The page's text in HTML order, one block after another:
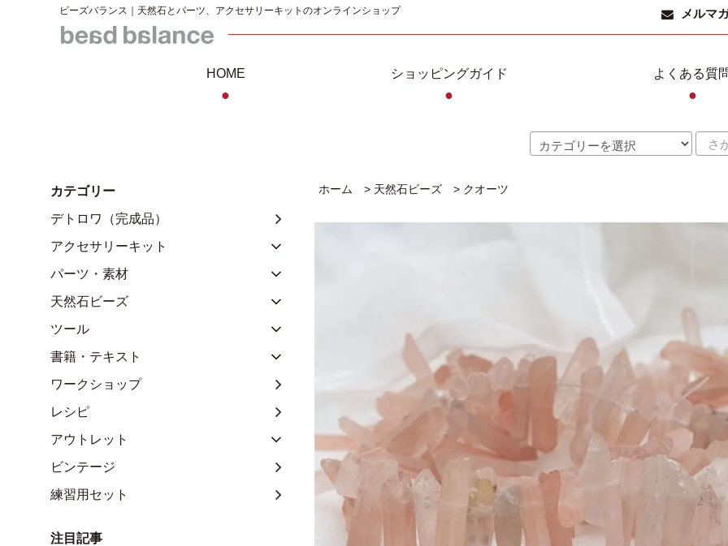
ビーズバランス｜天然石とパーツ、アクセサリーキットのオンラインショップ メルマ
HOME
●
ショッピングガイド
●
よくある質
●
ホーム > 天然石ビーズ > クオーツ
カテゴリー
デトロワ（完成品）
アクセサリーキット
パーツ・素材
天然石ビーズ
ツール
書籍・テキスト
ワークショップ
レシピ
アウトレット
ビンテージ
練習用セット
注目記事